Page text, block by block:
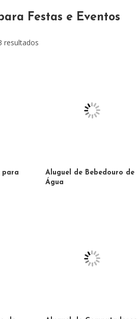
Festas e Eventos
resultados
para
Aluguel de Bebedouro de
Água